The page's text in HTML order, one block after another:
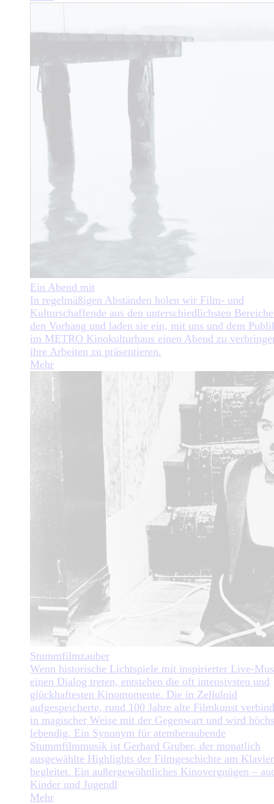
Ein Abend mit
In regelmäßigen Abständen holen wir Film- und
Kulturschaffende aus den unterschiedlichsten
den Vorhang und laden sie ein, mit uns und dem
im METRO Kinokulturhaus einen Abend zu
ihre Arbeiten zu präsentieren.
Mehr
Stummfilmzauber
Wenn historische Lichtspiele mit inspirierter Live-
einen Dialog treten, entstehen die oft intensivsten und
glückhaftesten Kinomomente. Die in Zelluloid
aufgespeicherte, rund 100 Jahre alte Filmkunst
in magischer Weise mit der Gegenwart und wird
lebendig. Ein Synonym für atemberaubende
Stummfilmmusik ist Gerhard Gruber, der monatlich
ausgewählte Highlights der Filmgeschichte am
begleitet. Ein außergewöhnliches Kinovergnügen –
Kinder und Jugendl
Mehr